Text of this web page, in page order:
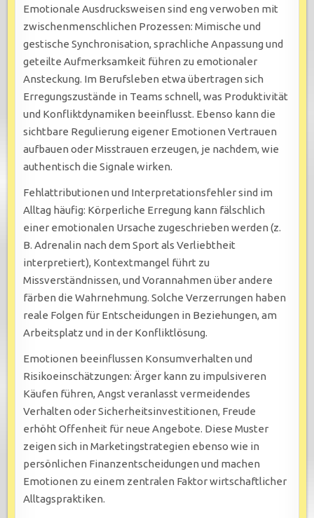
Emotionale Ausdrucksweisen sind eng verwoben mit
zwischenmenschlichen Prozessen: Mimische und
gestische Synchronisation, sprachliche Anpassung und
geteilte Aufmerksamkeit führen zu emotionaler
Ansteckung. Im Berufsleben etwa übertragen sich
Erregungszustände in Teams schnell, was Produktivität
und Konfliktdynamiken beeinflusst. Ebenso kann die
sichtbare Regulierung eigener Emotionen Vertrauen
aufbauen oder Misstrauen erzeugen, je nachdem, wie
authentisch die Signale wirken.
Fehlattributionen und Interpretationsfehler sind im
Alltag häufig: Körperliche Erregung kann fälschlich
einer emotionalen Ursache zugeschrieben werden (z.
B. Adrenalin nach dem Sport als Verliebtheit
interpretiert), Kontextmangel führt zu
Missverständnissen, und Vorannahmen über andere
färben die Wahrnehmung. Solche Verzerrungen haben
reale Folgen für Entscheidungen in Beziehungen, am
Arbeitsplatz und in der Konfliktlösung.
Emotionen beeinflussen Konsumverhalten und
Risikoeinschätzungen: Ärger kann zu impulsiveren
Käufen führen, Angst veranlasst vermeidendes
Verhalten oder Sicherheitsinvestitionen, Freude
erhöht Offenheit für neue Angebote. Diese Muster
zeigen sich in Marketingstrategien ebenso wie in
persönlichen Finanzentscheidungen und machen
Emotionen zu einem zentralen Faktor wirtschaftlicher
Alltagspraktiken.